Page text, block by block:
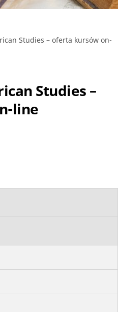
Studies – oferta kursów on-
Studies –
line